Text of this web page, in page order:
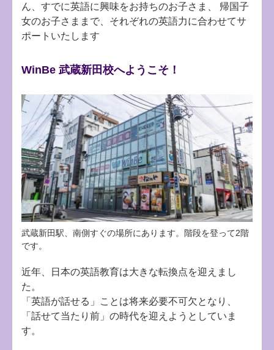
ん、すでに英語に興味をお持ちのお子さま、 帰国子
女のお子さままで、それぞれの英語力に合わせてサ
ポートいたします
WinBe 武蔵新田校へようこそ！
武蔵新田駅、南側すぐの場所にあります。階段を登って2階
です。
近年、日本の英語教育は大きな転換点を迎えまし
た。
「英語が話せる」ことは将来必要不可欠となり、
「話せて当たり前」の時代を迎えようとしていま
す。